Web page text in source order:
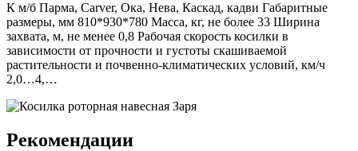
К м/б Парма, Carver, Ока, Нева, Каскад, кадви Габаритные
размеры, мм 810*930*780 Масса, кг, не более 33 Ширина
захвата, м, не менее 0,8 Рабочая скорость косилки в
зависимости от прочности и густоты скашиваемой
растительности и почвенно-климатических условий, км/ч
2,0…4,…
Рекомендации